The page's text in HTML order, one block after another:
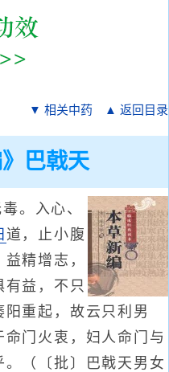
▼ 相关中药 ▲ 返回目录
》巴戟天
。入心、
道，止小腹
精增志，
有益，不只
重起，故云只利男
门火衷，妇人命门与
（〔批〕巴戟天男女